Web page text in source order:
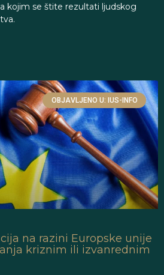
kojim se štite rezultati ljudskog
OBJAVLJENO U: IUS-INFO
na razini Europske unije
kriznim ili izvanrednim